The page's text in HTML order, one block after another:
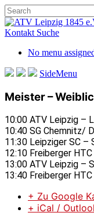
Skip
to
main
Close
Search
Kontakt Suche
No menu
SideMenu
Meister –
10:00 ATV Leipzig –
10:40 SG Chemnitz/
11:30 Leipziger SC –
12:10 Freiberger
13:00 ATV Leipzig –
13:40 Freiberger
+ Zu Google
+ iCal /